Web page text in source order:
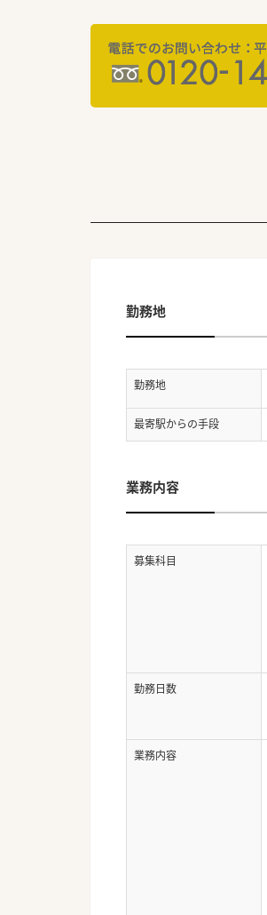
勤務地
勤務地
最寄駅からの手段
業務内容
募集科目
勤務日数
業務内容